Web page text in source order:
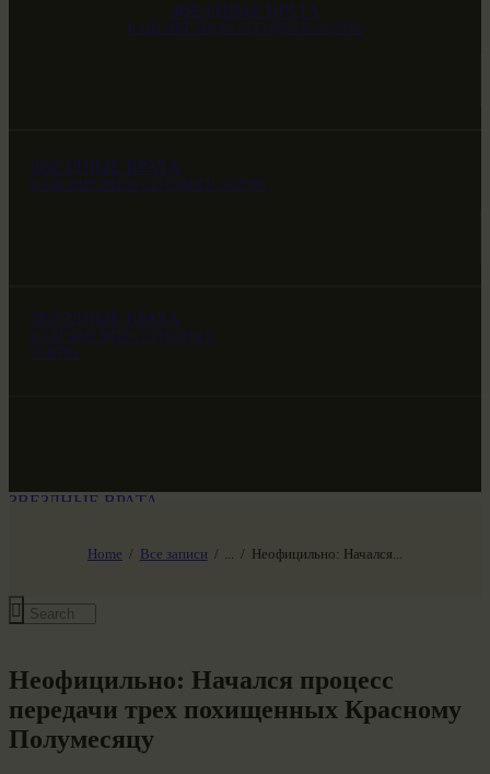
ЗВЕЗДНЫЕ ВРАТА
НАШ МИР ВЧЕРА СЕГОДНЯ И ЗАВТРА
ЗВЕЗДНЫЕ ВРАТА
НАШ МИР ВЧЕРА СЕГОДНЯ И ЗАВТРА
ЗВЕЗДНЫЕ ВРАТА
НАШ МИР ВЧЕРА СЕГОДНЯ И
ЗАВТРА
Home Все записи Неофицильно: Начался...
ЗВЕЗДНЫЕ ВРАТА
SG-6
Неофицильно: Начался процесс
передачи трех похищенных Красному
Полумесяцу